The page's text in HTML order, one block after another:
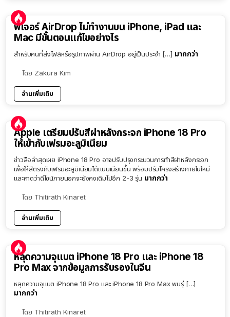
ฟีเจอร์ AirDrop ไม่ทำงานบน iPhone, iPad และ
Mac มีขั้นตอนแก้ไขอย่างไร
สำหรับคนที่ส่งไฟล์หรือรูปภาพผ่าน AirDrop อยู่เป็นประจำ […] มากกว่า
โดย Zakura Kim
อ่านเพิ่มเติม
Apple เตรียมปรับสีฝาหลังกระจก iPhone 18 Pro
ให้เข้ากับเฟรมอะลูมิเนียม
ข่าวลือล่าสุดเผย iPhone 18 Pro อาจปรับปรุงกระบวนการทำสีฝาหลังกระจก
เพื่อให้สีตรงกับเฟรมอะลูมิเนียมได้แนบเนียนขึ้น พร้อมปรับโครงสร้างภายในใหม่
และคาดว่าดีไซน์ภายนอกจะยังคงเดิมไปอีก 2-3 รุ่น มากกว่า
โดย Thitirath Kinaret
อ่านเพิ่มเติม
หลุดความจุแบต iPhone 18 Pro และ iPhone 18
Pro Max จากข้อมูลการรับรองในจีน
หลุดความจุแบต iPhone 18 Pro และ iPhone 18 Pro Max พบรุ่ […]
มากกว่า
โดย Thitirath Kinaret